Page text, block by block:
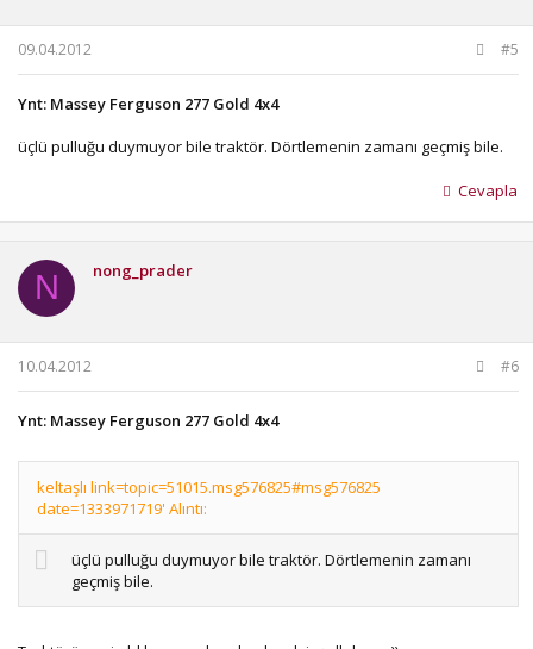
09.04.2012 #5
Ynt: Massey Ferguson 277 Gold 4x4
üçlü pulluğu duymuyor bile traktör. Dörtlemenin zamanı geçmiş bile.
Cevapla
N nong_prader
10.04.2012 #6
Ynt: Massey Ferguson 277 Gold 4x4
keltaşlı link=topic=51015.msg576825#msg576825
date=1333971719' Alıntı:
üçlü pulluğu duymuyor bile traktör. Dörtlemenin zamanı
geçmiş bile.